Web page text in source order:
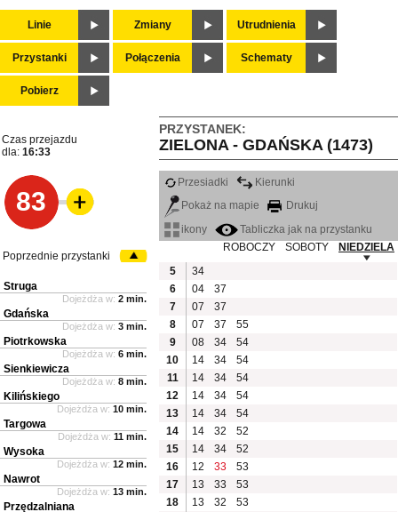
Linie Zmiany Utrudnienia
Przystanki Połączenia Schematy
Pobierz
PRZYSTANEK:
ZIELONA - GDAŃSKA (1473)
Czas przejazdu
dla: 16:33
83
Przesiadki
Kierunki
Pokaż na mapie
Drukuj
ikony
Tabliczka jak na przystanku
ROBOCZY
SOBOTY
NIEDZIELA
5
34
6
04
37
7
07
37
8
07 37
55
9
08 34
54
10
14 34
54
11
14 34
54
12
14 34
54
13
14 34
54
14
14 32
52
15
14 34
52
16
12 33
53
17
13 33
53
18
13 32 53
Poprzednie przystanki
Struga
Dojeżdża w: 2 min.
Gdańska
Dojeżdża w: 3 min.
Piotrkowska
Dojeżdża w: 6 min.
Sienkiewicza
Dojeżdża w: 8 min.
Kilińskiego
Dojeżdża w: 10 min.
Targowa
Dojeżdża w: 11 min.
Wysoka
Dojeżdża w: 12 min.
Nawrot
Dojeżdża w: 13 min.
Przędzalniana